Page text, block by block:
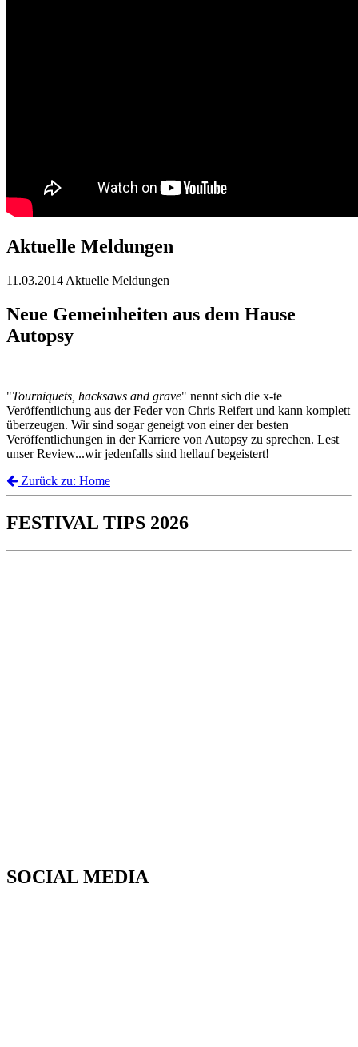
Aktuelle Meldungen
11.03.2014 Aktuelle Meldungen
Neue Gemeinheiten aus dem Hause
Autopsy
"Tourniquets, hacksaws and grave" nennt sich die x-te
Veröffentlichung aus der Feder von Chris Reifert und kann komplett
überzeugen. Wir sind sogar geneigt von einer der besten
Veröffentlichungen in der Karriere von Autopsy zu sprechen. Lest
unser Review...wir jedenfalls sind hellauf begeistert!
Zurück zu: Home
FESTIVAL TIPS 2026
SOCIAL MEDIA